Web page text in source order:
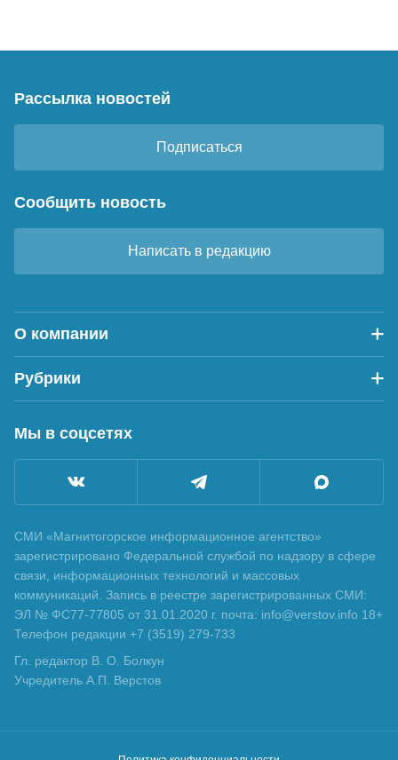
Рассылка новостей
Подписаться
Сообщить новость
Написать в редакцию
О компании
Рубрики
Мы в соцсетях
СМИ «Магнитогорское информационное агентство»
зарегистрировано Федеральной службой по надзору в сфере
связи, информационных технологий и массовых
коммуникаций. Запись в реестре зарегистрированных СМИ:
ЭЛ № ФС77-77805 от 31.01.2020 г. почта: info@verstov.info 18+
Телефон редакции +7 (3519) 279-733
Гл. редактор В. О. Болкун
Учредитель А.П. Верстов